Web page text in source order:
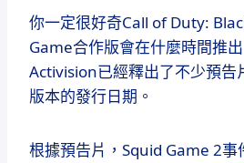
你一定很好奇Call of Duty:
Game合作版會在什麼時間推出
Activision已經釋出了不少預告
版本的發行日期。
根據預告片，Squid Game 2